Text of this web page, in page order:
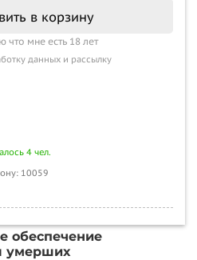
в корзину
что мне есть 18 лет
данных и рассылку
4 чел.
10059
обеспечение
умерших